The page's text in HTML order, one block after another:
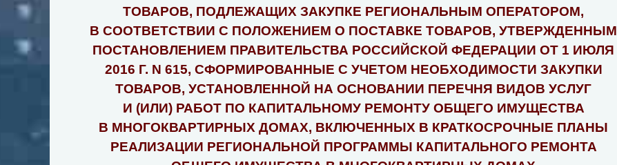
ТОВАРОВ, ПОДЛЕЖАЩИХ ЗАКУПКЕ РЕГИОНАЛЬНЫМ ОПЕРАТОРОМ,
В СООТВЕТСТВИИ С ПОЛОЖЕНИЕМ О ПОСТАВКЕ ТОВАРОВ, УТВЕРЖДЕННЫМ
ПОСТАНОВЛЕНИЕМ ПРАВИТЕЛЬСТВА РОССИЙСКОЙ ФЕДЕРАЦИИ ОТ 1 ИЮЛЯ
2016 Г. N 615, СФОРМИРОВАННЫЕ С УЧЕТОМ НЕОБХОДИМОСТИ ЗАКУПКИ
ТОВАРОВ, УСТАНОВЛЕННОЙ НА ОСНОВАНИИ ПЕРЕЧНЯ ВИДОВ УСЛУГ
И (ИЛИ) РАБОТ ПО КАПИТАЛЬНОМУ РЕМОНТУ ОБЩЕГО ИМУЩЕСТВА
В МНОГОКВАРТИРНЫХ ДОМАХ, ВКЛЮЧЕННЫХ В КРАТКОСРОЧНЫЕ ПЛАНЫ
РЕАЛИЗАЦИИ РЕГИОНАЛЬНОЙ ПРОГРАММЫ КАПИТАЛЬНОГО РЕМОНТА